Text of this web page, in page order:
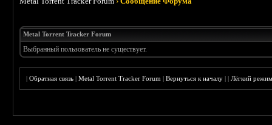
Metal Torrent Tracker Forum
Выбранный пользователь не существует.
|Обратная связь |Metal Torrent Tracker Forum |Вернуться к началу ||Лёгкий